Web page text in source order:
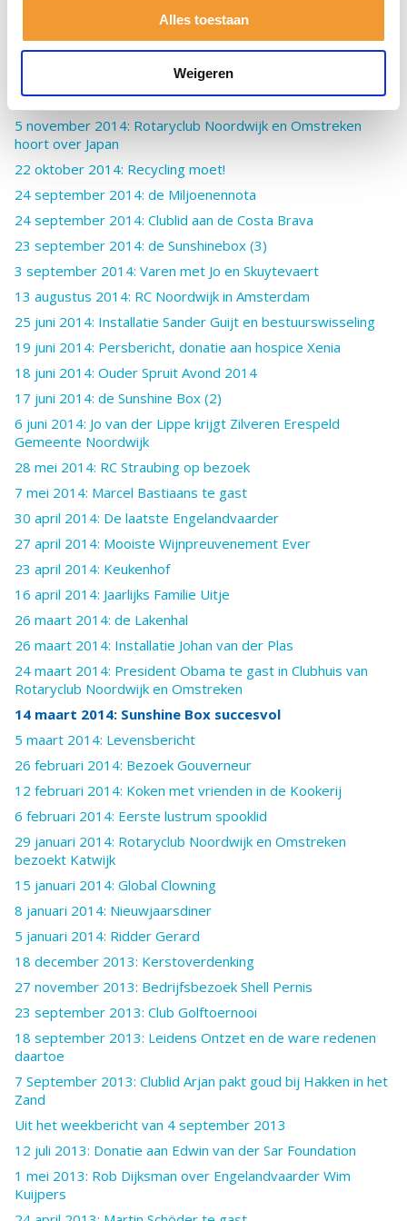
Alles toestaan
Weigeren
19 november 2014: De Beelddenker
11 november 2014: Voorbereiding Lustrum in volle gang
10 november 2014: Vernieuwd clublogo
5 november 2014: TRS Transportkoeling
5 november 2014: Rotaryclub Noordwijk en Omstreken
hoort over Japan
22 oktober 2014: Recycling moet!
24 september 2014: de Miljoenennota
24 september 2014: Clublid aan de Costa Brava
23 september 2014: de Sunshinebox (3)
3 september 2014: Varen met Jo en Skuytevaert
13 augustus 2014: RC Noordwijk in Amsterdam
25 juni 2014: Installatie Sander Guijt en bestuurswisseling
19 juni 2014: Persbericht, donatie aan hospice Xenia
18 juni 2014: Ouder Spruit Avond 2014
17 juni 2014: de Sunshine Box (2)
6 juni 2014: Jo van der Lippe krijgt Zilveren Erespeld
Gemeente Noordwijk
28 mei 2014: RC Straubing op bezoek
7 mei 2014: Marcel Bastiaans te gast
30 april 2014: De laatste Engelandvaarder
27 april 2014: Mooiste Wijnpreuvenement Ever
23 april 2014: Keukenhof
16 april 2014: Jaarlijks Familie Uitje
26 maart 2014: de Lakenhal
26 maart 2014: Installatie Johan van der Plas
24 maart 2014: President Obama te gast in Clubhuis van
Rotaryclub Noordwijk en Omstreken
14 maart 2014: Sunshine Box succesvol
5 maart 2014: Levensbericht
26 februari 2014: Bezoek Gouverneur
12 februari 2014: Koken met vrienden in de Kookerij
6 februari 2014: Eerste lustrum spooklid
29 januari 2014: Rotaryclub Noordwijk en Omstreken
bezoekt Katwijk
15 januari 2014: Global Clowning
8 januari 2014: Nieuwjaarsdiner
5 januari 2014: Ridder Gerard
18 december 2013: Kerstoverdenking
27 november 2013: Bedrijfsbezoek Shell Pernis
23 september 2013: Club Golftoernooi
18 september 2013: Leidens Ontzet en de ware redenen
daartoe
7 September 2013: Clublid Arjan pakt goud bij Hakken in het
Zand
Uit het weekbericht van 4 september 2013
12 juli 2013: Donatie aan Edwin van der Sar Foundation
1 mei 2013: Rob Dijksman over Engelandvaarder Wim
Kuijpers